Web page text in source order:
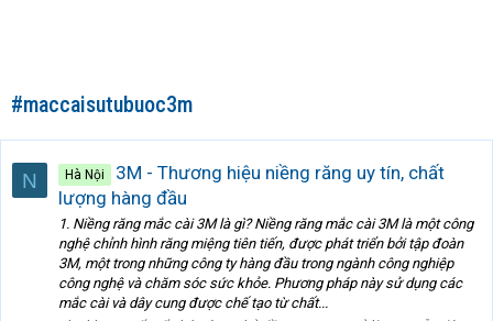
#maccaisutubuoc3m
N Hà Nội
3M - Thương hiệu niềng răng uy tín, chất
lượng hàng đầu
1. Niềng răng mắc cài 3M là gì? Niềng răng mắc cài 3M là một công
nghệ chỉnh hình răng miệng tiên tiến, được phát triển bởi tập đoàn
3M, một trong những công ty hàng đầu trong ngành công nghiệp
công nghệ và chăm sóc sức khỏe. Phương pháp này sử dụng các
mắc cài và dây cung được chế tạo từ chất...